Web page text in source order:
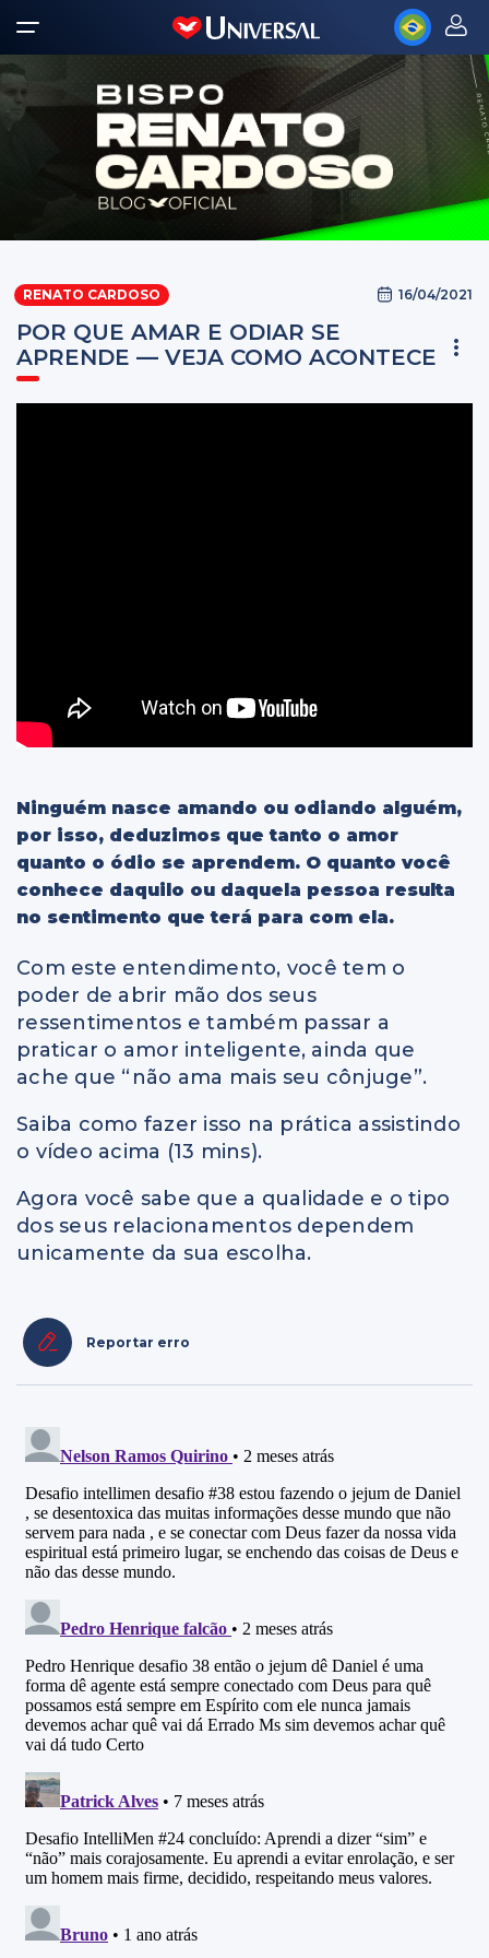
RENATO CARDOSO 16/04/2021
POR QUE AMAR E ODIAR SE
APRENDE — VEJA COMO ACONTECE
Ninguém nasce amando ou odiando alguém,
por isso, deduzimos que tanto o amor
quanto o ódio se aprendem. O quanto você
conhece daquilo ou daquela pessoa resulta
no sentimento que terá para com ela.
Com este entendimento, você tem o
poder de abrir mão dos seus
ressentimentos e também passar a
praticar o amor inteligente, ainda que
ache que “não ama mais seu cônjuge”.
Saiba como fazer isso na prática assistindo
o vídeo acima (13 mins).
Agora você sabe que a qualidade e o tipo
dos seus relacionamentos dependem
unicamente da sua escolha.
Reportar erro